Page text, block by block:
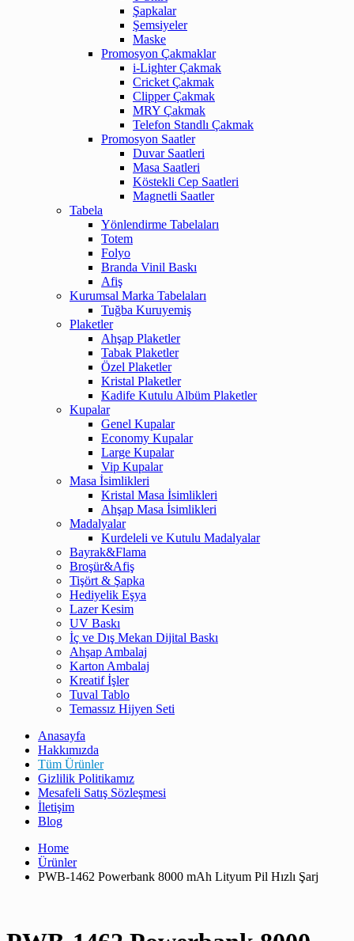
Şapkalar
Şemsiyeler
Maske
Promosyon Çakmaklar
i-Lighter Çakmak
Cricket Çakmak
Clipper Çakmak
MRY Çakmak
Telefon Standlı Çakmak
Promosyon Saatler
Duvar Saatleri
Masa Saatleri
Köstekli Cep Saatleri
Magnetli Saatler
Tabela
Yönlendirme Tabelaları
Totem
Folyo
Branda Vinil Baskı
Afiş
Kurumsal Marka Tabelaları
Tuğba Kuruyemiş
Plaketler
Ahşap Plaketler
Tabak Plaketler
Özel Plaketler
Kristal Plaketler
Kadife Kutulu Albüm Plaketler
Kupalar
Genel Kupalar
Economy Kupalar
Large Kupalar
Vip Kupalar
Masa İsimlikleri
Kristal Masa İsimlikleri
Ahşap Masa İsimlikleri
Madalyalar
Kurdeleli ve Kutulu Madalyalar
Bayrak&Flama
Broşür&Afiş
Tişört & Şapka
Hediyelik Eşya
Lazer Kesim
UV Baskı
İç ve Dış Mekan Dijital Baskı
Ahşap Ambalaj
Karton Ambalaj
Kreatif İşler
Tuval Tablo
Temassız Hijyen Seti
Anasayfa
Hakkımızda
Tüm Ürünler
Gizlilik Politikamız
Mesafeli Satış Sözleşmesi
İletişim
Blog
Home
Ürünler
PWB-1462 Powerbank 8000 mAh Lityum Pil Hızlı Şarj